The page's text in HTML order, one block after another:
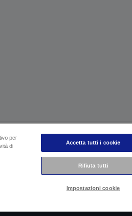
Informativa sulla privacy
sui tuoi dati
Copyright © 2026 Seiko
Epson Italia S.p.A. | P.IVA
per
di
Accetta tutti i cookie
Rifiuta tutti
Impostazioni cookie